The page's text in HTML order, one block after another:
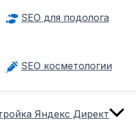
SEO для подолога
SEO косметологии
Яндекс Директ